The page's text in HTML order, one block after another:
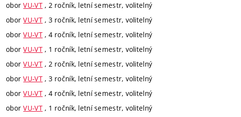
oborVU-VT, 2 ročník, letní semestr, volitelný
oborVU-VT, 3 ročník, letní semestr, volitelný
oborVU-VT, 4 ročník, letní semestr, volitelný
oborVU-VT, 1 ročník, letní semestr, volitelný
oborVU-VT, 2 ročník, letní semestr, volitelný
oborVU-VT, 3 ročník, letní semestr, volitelný
oborVU-VT, 4 ročník, letní semestr, volitelný
oborVU-VT, 1 ročník, letní semestr, volitelný